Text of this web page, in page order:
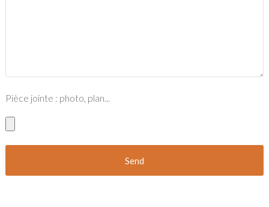
Pièce jointe : photo, plan...